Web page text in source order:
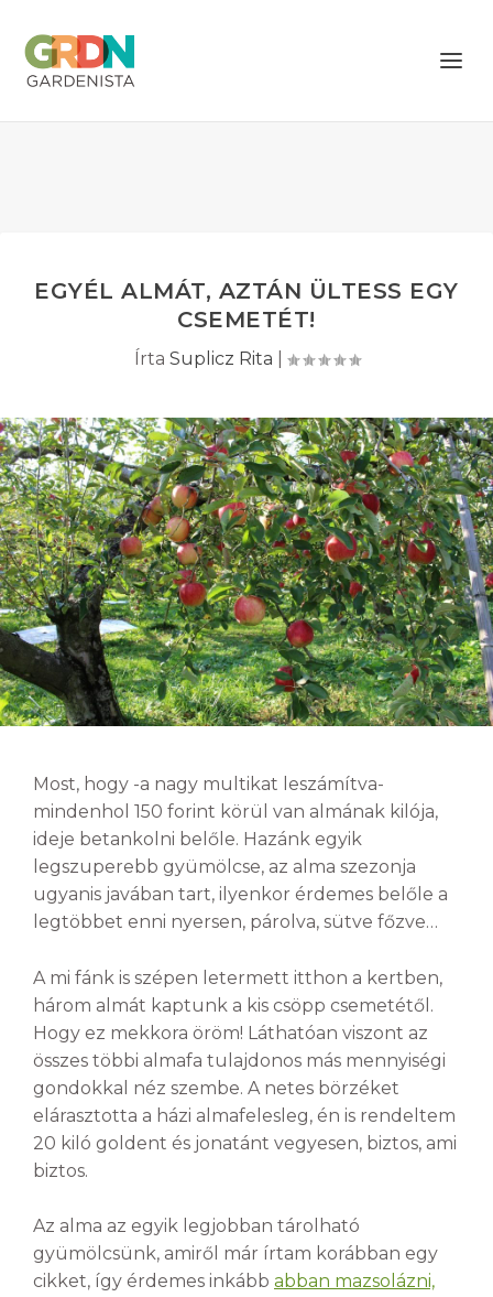
EGYÉL ALMÁT, AZTÁN ÜLTESS EGY
CSEMETÉT!
Írta Suplicz Rita
Most, hogy -a nagy multikat leszámítva-
mindenhol 150 forint körül van almának kilója,
ideje betankolni belőle. Hazánk egyik
legszuperebb gyümölcse, az alma szezonja
ugyanis javában tart, ilyenkor érdemes belőle a
legtöbbet enni nyersen, párolva, sütve főzve…
A mi fánk is szépen letermett itthon a kertben,
három almát kaptunk a kis csöpp csemetétől.
Hogy ez mekkora öröm! Láthatóan viszont az
összes többi almafa tulajdonos más mennyiségi
gondokkal néz szembe. A netes börzéket
elárasztotta a házi almafelesleg, én is rendeltem
20 kiló goldent és jonatánt vegyesen, biztos, ami
biztos.
Az alma az egyik legjobban tárolható
gyümölcsünk, amiről már írtam korábban egy
cikket, így érdemes inkább abban mazsolázni,